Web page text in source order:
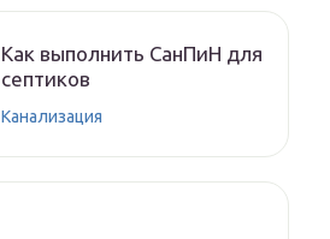
Как выполнить СанПиН для
септиков
Канализация